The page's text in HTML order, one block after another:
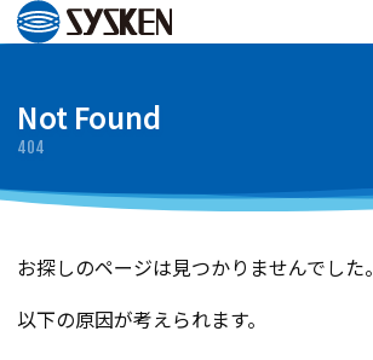
メインコンテンツへスキップ
Not Found
404
お探しのページは見つかりませんでした。
以下の原因が考えられます。